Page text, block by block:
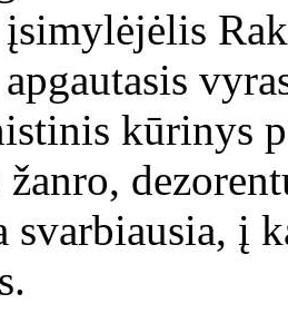
kūrinys
svarbiausia, į